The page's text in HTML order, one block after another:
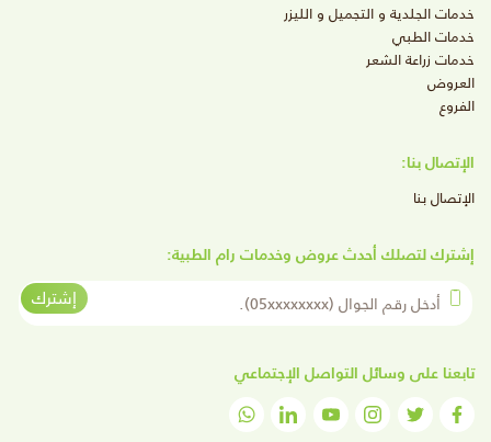
خدمات الجلدية و التجميل و الليزر
خدمات الطبي
خدمات زراعة الشعر
العروض
الفروع
الإتصال بنا:
الإتصال بنا
إشترك لتصلك أحدث عروض وخدمات رام الطبية:
أدخل رقم الجوال
إشترك
تابعنا على وسائل التواصل الإجتماعي